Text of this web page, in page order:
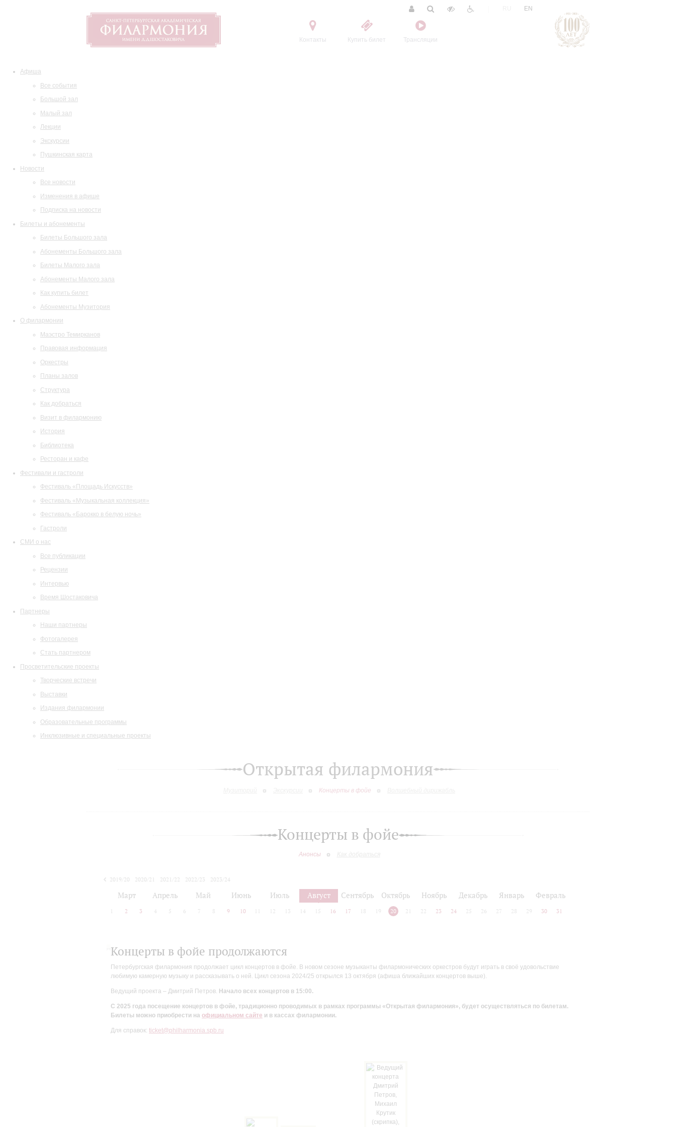
Контакты Купить билет Трансляции
EN
Афиша
Все события
Большой зал
Малый зал
Лекции
Экскурсии
Пушкинская карта
Новости
Все новости
Изменения в афише
Подписка на новости
Билеты и абонементы
Билеты Большого зала
Абонементы Большого зала
Билеты Малого зала
Абонементы Малого зала
Как купить билет
Абонементы Музитория
О филармонии
Маэстро Темирканов
Правовая информация
Оркестры
Планы залов
Структура
Как добраться
Визит в филармонию
История
Библиотека
Ресторан и кафе
Фестивали и гастроли
Фестиваль «Площадь Искусств»
Фестиваль «Музыкальная коллекция»
Фестиваль «Барокко в белую ночь»
Гастроли
СМИ о нас
Все публикации
Рецензии
Интервью
Время Шостаковича
Партнеры
Наши партнеры
Фотогалерея
Стать партнером
Просветительские проекты
Творческие встречи
Выставки
Издания филармонии
Образовательные программы
Инклюзивные и специальные проекты
Открытая филармония
Концерты в фойе
Концерты в фойе
Анонсы Как добраться
2019/20 2020/21 2021/22 2022/23
2023/24
Март Апрель Май Июнь Июль Август Сентябрь Октябрь Ноябрь Декабрь Январь Февраль
2 3 4 5 6 7 8 9 10 12 13 14 15 16 17 18 19 20 21 22 23 24 25 26 27 28 29 30 31
Концерты в фойе продолжаются
Петербургская филармония продолжает цикл концертов в фойе. В новом сезоне музыканты филармонических оркестров будут играть в своё удовольствие
любимую камерную музыку и рассказывать о ней. Цикл сезона 2024/25 открылся 13 октября (афиша ближайших концертов выше).
Ведущий проекта – Дмитрий Петров. Начало всех концертов в 15:00.
С 2025 года посещение концертов в фойе, традиционно проводимых в рамках программы «Открытая филармония», будет осуществляться по билетам.
Билеты можно приобрести на официальном сайте и в кассах филармонии.
Для справок: ticket@philharmonia.spb.ru